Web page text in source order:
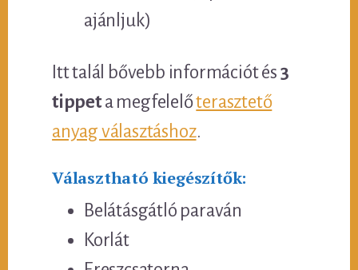
ajánljuk)
Itt talál bővebb információt és 3
tippeta megfelelőterasztető
anyag választáshoz.
Választható kiegészítők:
Belátásgátló paraván
Korlát